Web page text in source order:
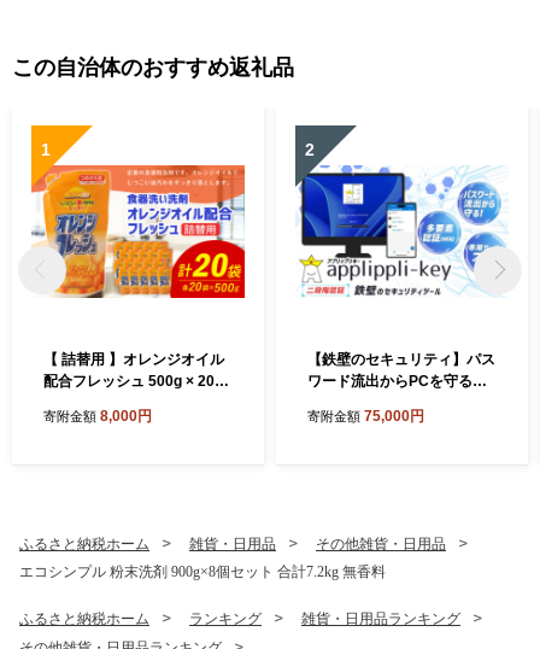
この自治体のおすすめ返礼品
1
【 詰替用 】オレンジオイル
配合フレッシュ 500g × 20袋
用 洗剤 食器洗い 食器 食器洗
寄附金額 8,000円
2
【鉄壁のセキュリティ】パス
ワード流出からPCを守る！
キー 」 セキュリティツール
機器 ビジネス
寄附金額 75,000円
ふるさと納税ホーム 雑貨・日用品
その他雑貨・日用品
エコシンプル 粉末洗剤 900g×8個セット 合計7.2kg 無香料
ふるさと納税ホーム ランキング
雑貨・日用品ランキング